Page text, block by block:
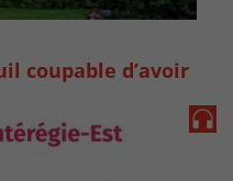
coupable d’avoir